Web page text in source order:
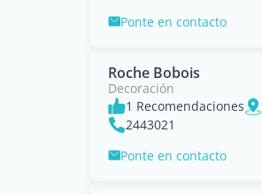
Ponte en contacto
Roche Bobois
Decoración
1 Recomendaciones
2443021
Ponte en contacto